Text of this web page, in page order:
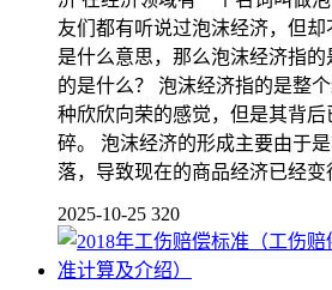
友们都有听说过泡沫经济，但
是什么意思，那么泡沫经济指
的是什么？ 泡沫经济指的是整
种欣欣向荣的感觉，但是其背
碎。 泡沫经济的形成主要由于
落，导致现在的商品经济已经变
2025-10-25 320